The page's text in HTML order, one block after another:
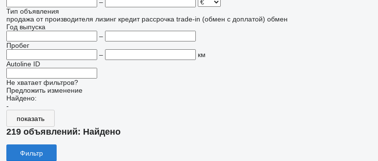
–
Тип объявления
продажа от производителя лизинг кредит рассрочка trade-in (обмен с доплатой) обмен
Год выпуска
–
Пробег
–
км
Autoline ID
Не хватает фильтров?
Предложить изменение
Найдено:
-
показать
219 объявлений: Найдено
Фильтр